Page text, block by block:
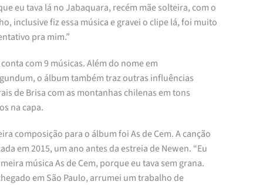
eu tava lá no Jabaquara, recém mãe solteira, com o
inclusive fiz essa música e gravei o clipe lá, foi muito
pra mim.”
com 9 músicas. Além do nome em
o álbum também traz outras influências
de Brisa com as montanhas chilenas em tons
na capa.
composição para o álbum foi As de Cem. A canção
em 2015, um ano antes da estreia de Newen. “Eu
música As de Cem, porque eu tava sem grana.
em São Paulo, arrumei um trabalho de